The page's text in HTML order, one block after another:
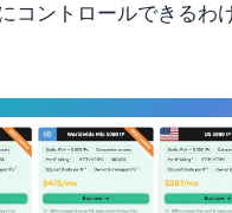
コントロールできるわ